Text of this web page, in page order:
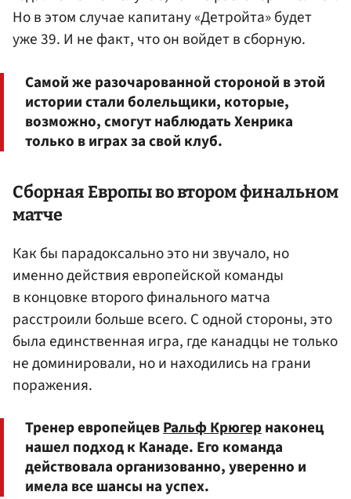
Но в этом случае капитану «Детройта» будет
уже 39. И не факт, что он войдет в сборную.
Самой же разочарованной стороной в этой
истории стали болельщики, которые,
возможно, смогут наблюдать Хенрика
только в играх за свой клуб.
Сборная Европы во втором финальном
матче
Как бы парадоксально это ни звучало, но
именно действия европейской команды
в концовке второго финального матча
расстроили больше всего. С одной стороны, это
была единственная игра, где канадцы не только
не доминировали, но и находились на грани
поражения.
Тренер европейцевРальф Крюгернаконец
нашел подход к Канаде. Его команда
действовала организованно, уверенно и
имела все шансы на успех.